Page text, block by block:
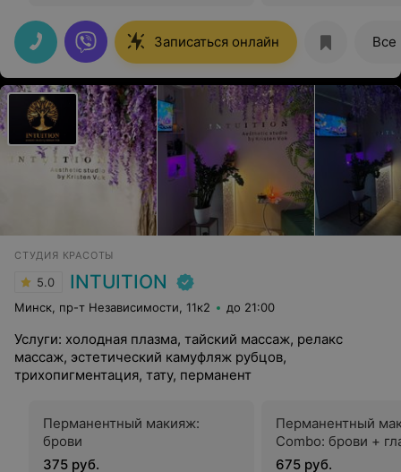
Записаться онлайн
СТУДИЯ КРАСОТЫ
5.0 INTUITION
Минск, пр-т Независимости, 11к2 до 21:00
Услуги: холодная плазма, тайский массаж, релакс
массаж, эстетический камуфляж рубцов,
трихопигментация, тату, перманент
Перманентный макияж:
брови
375 руб.
Перманентный
Combo: брови +
675 руб.